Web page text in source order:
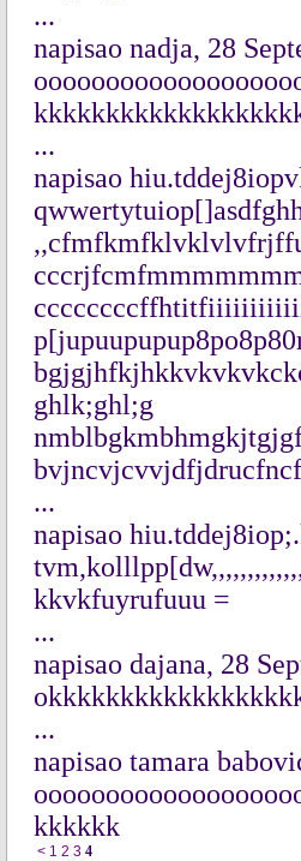
...
napisao nadja, 28
...
napisao
ghlk;ghl;g
...
napisao
kkvkfuyrufuuu =
...
napisao dajana, 28
...
napisao tamara
kkkkkk
< 1 2 3 4